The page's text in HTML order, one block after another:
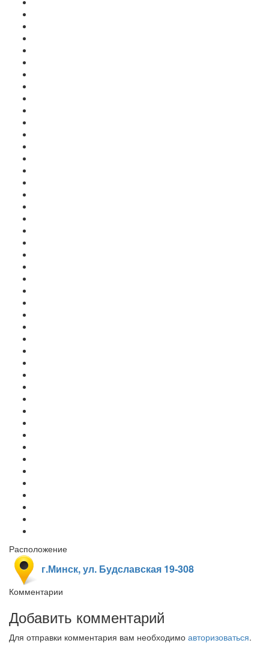
Расположение
г.Минск, ул. Будславская 19-308
Комментарии
Добавить комментарий
Для отправки комментария вам необходимо авторизоваться.